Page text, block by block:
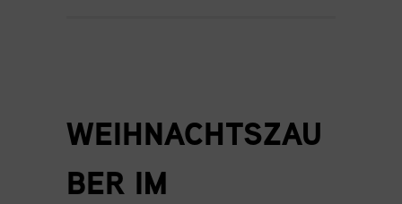
WEIHNACHTSZAU
BER IM